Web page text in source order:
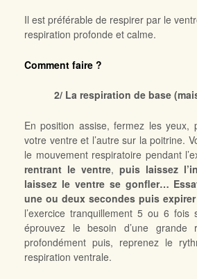
Il est préférable de respirer par le
respiration profonde et calme.
Comment faire ?
2/ La respiration de base
En position assise, fermez les yeux,
votre ventre et l’autre sur la poitrine.
le mouvement respiratoire pendant
rentrant le ventre, puis laissez
laissez le ventre se gonfler…
une ou deux secondes puis
l’exercice tranquillement 5 ou 6 fois
éprouvez le besoin d’une grande
profondément puis, reprenez le
respiration ventrale.